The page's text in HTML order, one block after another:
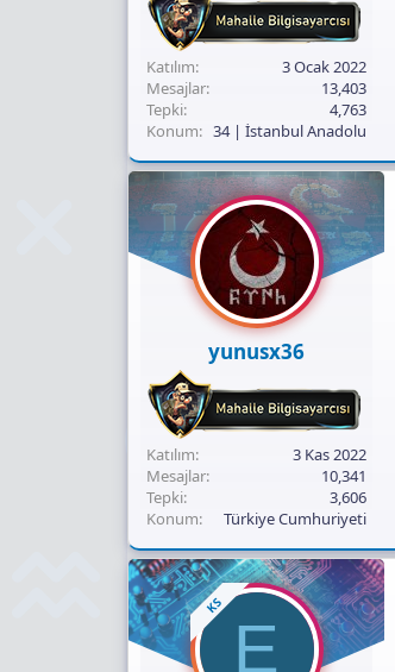
Katılım
3 Ocak 2022
Mesajlar
13,403
Tepki
4,763
Konum
34 | İstanbul Anadolu
yunusx36
Katılım
3 Kas 2022
Mesajlar
10,341
Tepki
3,606
Konum
Türkiye Cumhuriyeti
KS
E